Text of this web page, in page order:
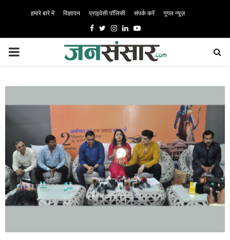
हमारे बारे में विज्ञापन प्राइवेसी पॉलिसी संपर्क करें गूगल न्यूज़
Facebook
TwitterInstagram
LinkedinYoutube
PRIMARY